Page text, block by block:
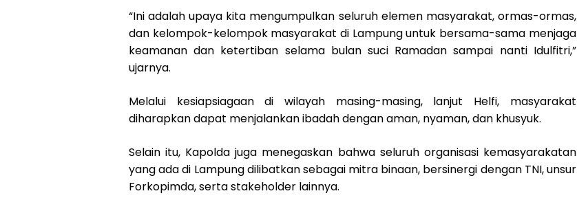
“Ini adalah upaya kita mengumpulkan seluruh elemen masyarakat, ormas-ormas,
dan kelompok-kelompok masyarakat di Lampung untuk bersama-sama menjaga
keamanan dan ketertiban selama bulan suci Ramadan sampai nanti Idulfitri,”
ujarnya.
Melalui kesiapsiagaan di wilayah masing-masing, lanjut Helfi, masyarakat
diharapkan dapat menjalankan ibadah dengan aman, nyaman, dan khusyuk.
Selain itu, Kapolda juga menegaskan bahwa seluruh organisasi kemasyarakatan
yang ada di Lampung dilibatkan sebagai mitra binaan, bersinergi dengan TNI, unsur
Forkopimda, serta stakeholder lainnya.